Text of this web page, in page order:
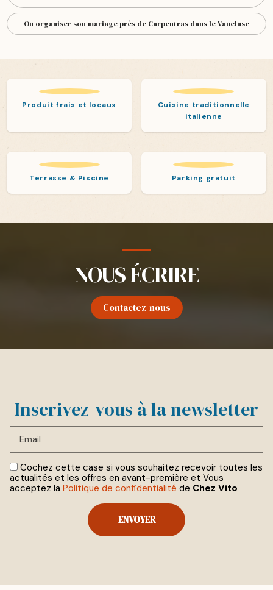
Ou organiser son mariage près de Carpentras dans le Vaucluse
Produit frais et locaux
Cuisine traditionnelle
italienne
Terrasse & Piscine Parking gratuit
NOUS ÉCRIRE
Contactez-nous
Inscrivez-vous à la newsletter
Email
Cochez cette case si vous souhaitez recevoir toutes les
actualités et les offres en avant-première et Vous
acceptez la Politique de confidentialité de Chez Vito